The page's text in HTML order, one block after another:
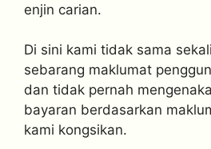
enjin carian.
Di sini kami tidak sama
sebarang maklumat
dan tidak pernah
bayaran berdasarkan
kami kongsikan.